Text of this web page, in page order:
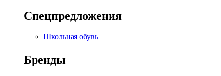
Спецпредложения
Школьная обувь
Бренды